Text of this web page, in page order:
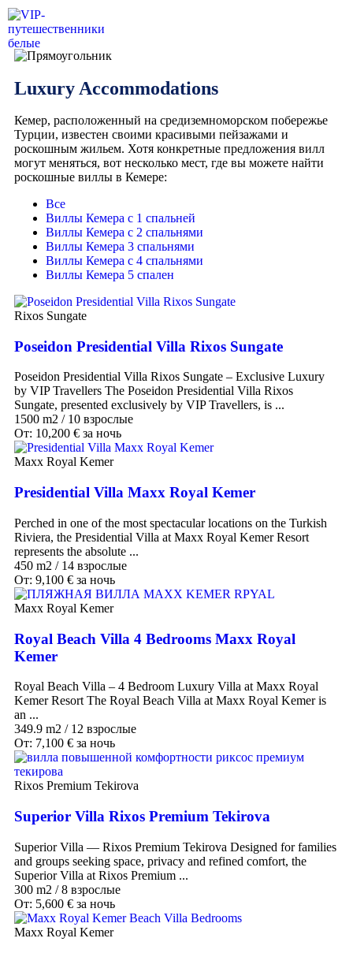
Luxury Accommodations
Кемер, расположенный на средиземноморском побережье
Турции, известен своими красивыми пейзажами и
роскошным жильем. Хотя конкретные предложения вилл
могут меняться, вот несколько мест, где вы можете найти
роскошные виллы в Кемере:
Все
Виллы Кемера с 1 спальней
Виллы Кемера с 2 спальнями
Виллы Кемера 3 спальнями
Виллы Кемера с 4 спальнями
Виллы Кемера 5 спален
Rixos Sungate
Poseidon Presidential Villa Rixos Sungate
Poseidon Presidential Villa Rixos Sungate – Exclusive Luxury
by VIP Travellers The Poseidon Presidential Villa Rixos
Sungate, presented exclusively by VIP Travellers, is ...
1500 m2 / 10 взрослые
От: 10,200 € за ночь
Maxx Royal Kemer
Presidential Villa Maxx Royal Kemer
Perched in one of the most spectacular locations on the Turkish
Riviera, the Presidential Villa at Maxx Royal Kemer Resort
represents the absolute ...
450 m2 / 14 взрослые
От: 9,100 € за ночь
Maxx Royal Kemer
Royal Beach Villa 4 Bedrooms Maxx Royal
Kemer
Royal Beach Villa – 4 Bedroom Luxury Villa at Maxx Royal
Kemer Resort The Royal Beach Villa at Maxx Royal Kemer is
an ...
349.9 m2 / 12 взрослые
От: 7,100 € за ночь
Rixos Premium Tekirova
Superior Villa Rixos Premium Tekirova
Superior Villa — Rixos Premium Tekirova Designed for families
and groups seeking space, privacy and refined comfort, the
Superior Villa at Rixos Premium ...
300 m2 /8 взрослые
От: 5,600 € за ночь
Maxx Royal Kemer